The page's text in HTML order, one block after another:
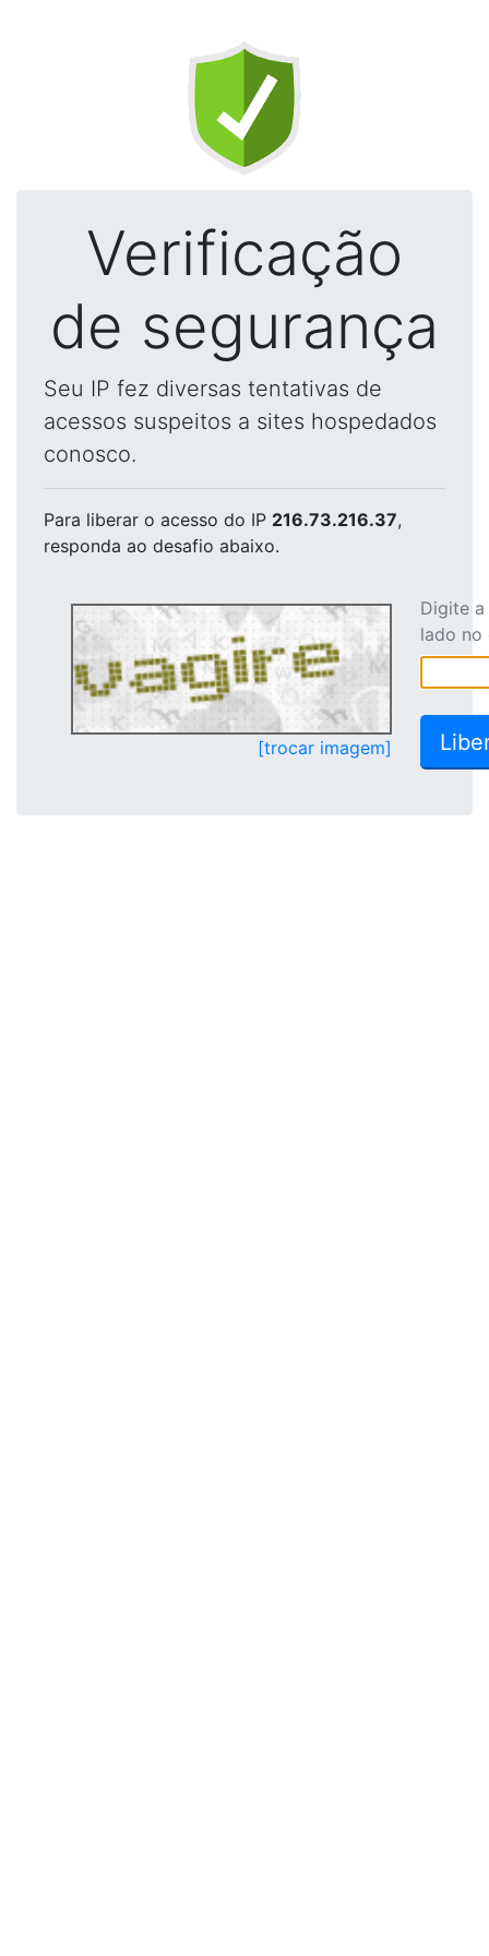
Verificação
de segurança
Seu IP fez diversas tentativas de
acessos suspeitos a sites hospedados
conosco.
Para liberar o acesso do IP 216.73.216.37,
responda ao desafio abaixo.
[trocar imagem]
Digite
lado no